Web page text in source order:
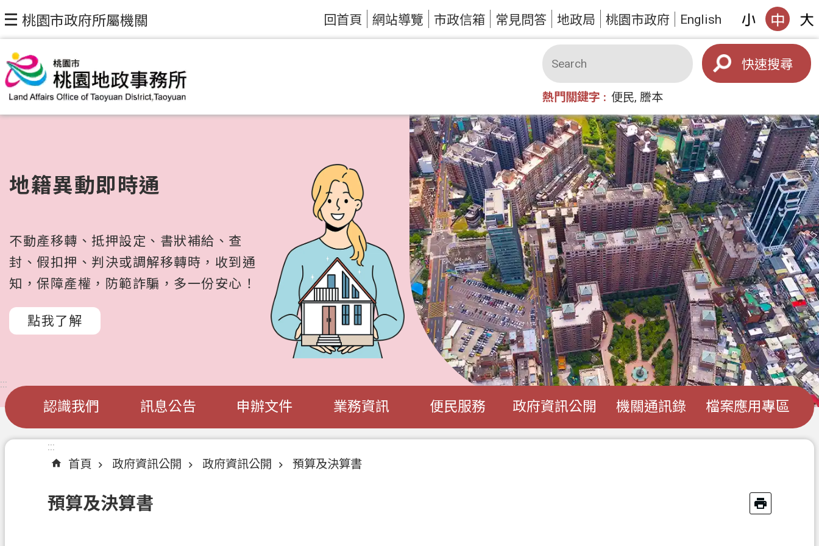
桃園市政府所屬機關 回首頁 網站導覽 市政信箱 常見問答 地政局 桃園市政府 English
搜尋
熱門關鍵字 便民 謄本
地籍異動即時通
不動產移轉、抵押設定、書狀補給、查
封、假扣押、判決或調解移轉時，收到通
知，保障產權，防範詐騙，多一份安心！
點我了解
:::
認識我們 訊息公告 申辦文件 業務資訊 便民服務 政府資訊公開 機關通訊錄 檔案應用專區
:::
首頁
政府資訊公開 政府資訊公開 預算及決算書
預算及決算書